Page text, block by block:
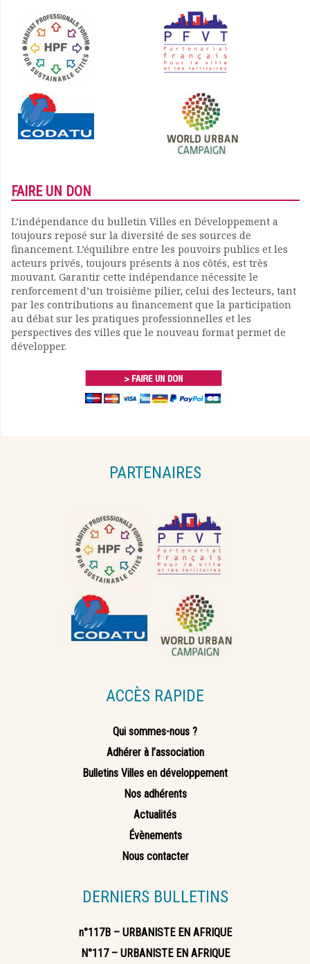
FAIRE UN DON
L’indépendance du bulletin Villes en Développement a
toujours reposé sur la diversité de ses sources de
financement. L’équilibre entre les pouvoirs publics et les
acteurs privés, toujours présents à nos côtés, est très
mouvant. Garantir cette indépendance nécessite le
renforcement d’un troisième pilier, celui des lecteurs, tant
par les contributions au financement que la participation
au débat sur les pratiques professionnelles et les
perspectives des villes que le nouveau format permet de
développer.
PARTENAIRES
ACCÈS RAPIDE
Qui sommes-nous ?
Adhérer à l’association
Bulletins Villes en développement
Nos adhérents
Actualités
Évènements
Nous contacter
DERNIERS BULLETINS
n°117B – URBANISTE EN AFRIQUE
N°117 – URBANISTE EN AFRIQUE